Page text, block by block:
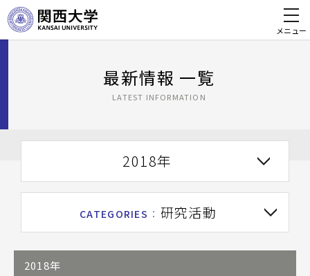
メニュー
最新情報 一覧
LATEST INFORMATION
2018年
CATEGORIES ： 研究活動
2018年